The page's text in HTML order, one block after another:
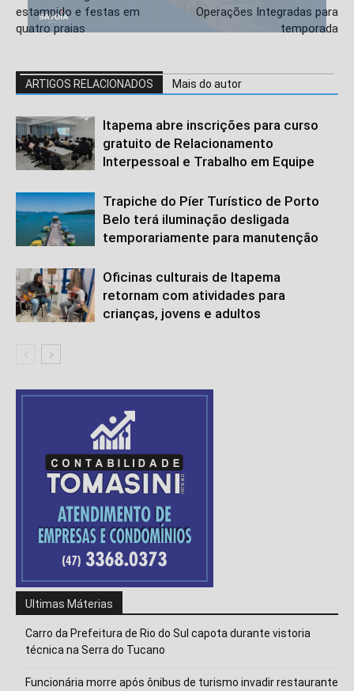
estampido e festas em
quatro praias
Operações Integradas para
temporada
ARTIGOS RELACIONADOS Mais do autor
Itapema abre inscrições para curso
gratuito de Relacionamento
Interpessoal e Trabalho em Equipe
Trapiche do Píer Turístico de Porto
Belo terá iluminação desligada
temporariamente para manutenção
Oficinas culturais de Itapema
retornam com atividades para
crianças, jovens e adultos
Ultimas Máterias
Carro da Prefeitura de Rio do Sul capota durante vistoria
técnica na Serra do Tucano
Funcionária morre após ônibus de turismo invadir restaurante
Isso vai fechar em